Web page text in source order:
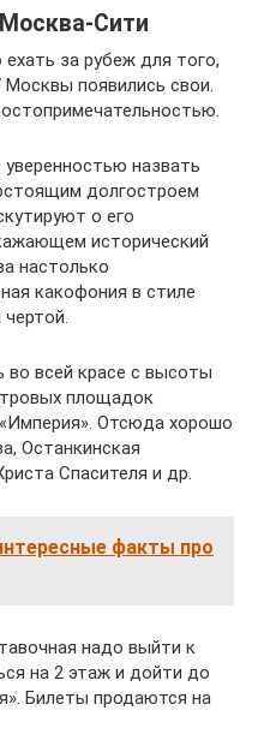
Сити
за рубеж для того,
появились свои.
назвать
долгостроем
о его
исторический
настолько
какофония в стиле
во всей красе с высоты
площадок
Отсюда хорошо
Останкинская
Спасителя и др.
факты про
надо выйти к
на 2 этаж и дойти до
Билеты продаются на